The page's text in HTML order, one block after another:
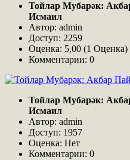
Тойлар Мубарәк:
Исмаил
Автор: admin
Доступ: 2259
Оценка: 5,00 (1 Оценка)
Комментарии: 0
Тойлар Мубарәк:
Исмаил
Автор: admin
Доступ: 1957
Оценка: Нет
Комментарии: 0